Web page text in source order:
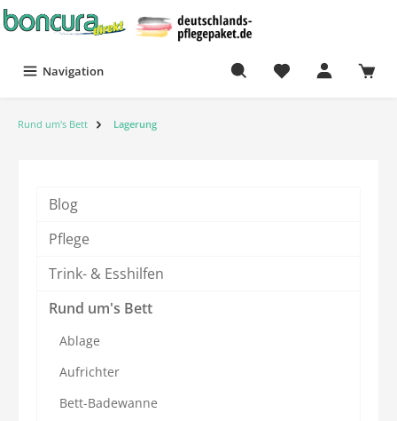
Navigation
Rund um's Bett Lagerung
Blog
Pflege
Trink- & Esshilfen
Rund um's Bett
Ablage
Aufrichter
Bett-Badewanne